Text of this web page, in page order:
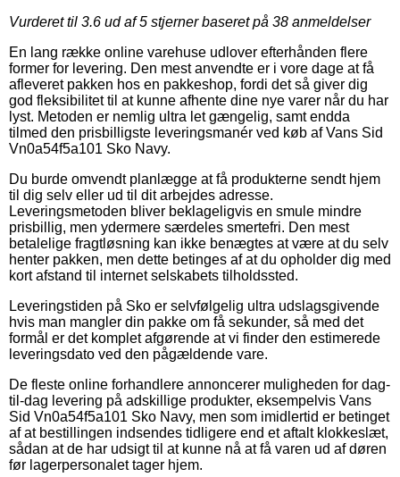
Vurderet til 3.6 ud af 5 stjerner baseret på 38 anmeldelser
En lang række online varehuse udlover efterhånden flere
former for levering. Den mest anvendte er i vore dage at få
afleveret pakken hos en pakkeshop, fordi det så giver dig
god fleksibilitet til at kunne afhente dine nye varer når du har
lyst. Metoden er nemlig ultra let gængelig, samt endda
tilmed den prisbilligste leveringsmanér ved køb af Vans Sid
Vn0a54f5a101 Sko Navy.
Du burde omvendt planlægge at få produkterne sendt hjem
til dig selv eller ud til dit arbejdes adresse.
Leveringsmetoden bliver beklageligvis en smule mindre
prisbillig, men ydermere særdeles smertefri. Den mest
betalelige fragtløsning kan ikke benægtes at være at du selv
henter pakken, men dette betinges af at du opholder dig med
kort afstand til internet selskabets tilholdssted.
Leveringstiden på Sko er selvfølgelig ultra udslagsgivende
hvis man mangler din pakke om få sekunder, så med det
formål er det komplet afgørende at vi finder den estimerede
leveringsdato ved den pågældende vare.
De fleste online forhandlere annoncerer muligheden for dag-
til-dag levering på adskillige produkter, eksempelvis Vans
Sid Vn0a54f5a101 Sko Navy, men som imidlertid er betinget
af at bestillingen indsendes tidligere end et aftalt klokkeslæt,
sådan at de har udsigt til at kunne nå at få varen ud af døren
før lagerpersonalet tager hjem.